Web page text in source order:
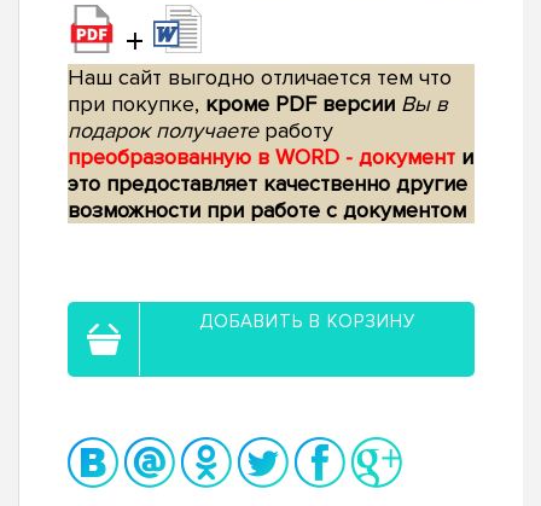
+
Наш сайт выгодно отличается тем что
при покупке, кроме PDF версии Вы в
подарок получаетеработу
преобразованную в WORD - документ и
это предоставляет качественно другие
возможности при работе с документом
ДОБАВИТЬ В КОРЗИНУ